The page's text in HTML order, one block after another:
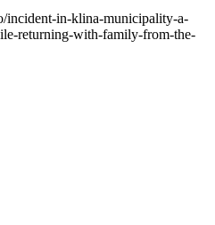
incident-in-klina-municipality-a-
returning-with-family-from-the-